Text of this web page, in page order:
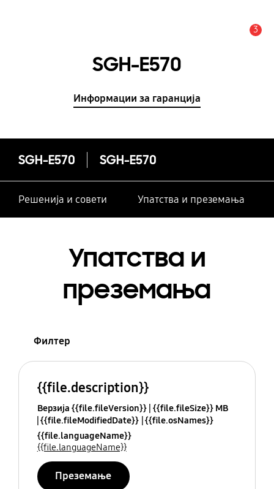
3
SGH-E570
Информации за гаранција
SGH-E570 SGH-E570
Решенија и совети Упатства и преземања
Упатства и
преземања
Филтер
{{file.description}}
Верзија {{file.fileVersion}} {{file.fileSize}} MB
{{file.fileModifiedDate}} {{file.osNames}}
{{file.languageName}}
{{file.languageName}}
Преземање